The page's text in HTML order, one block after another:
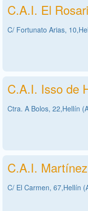
C.A.I. El
C/ Fortunato Arias,
C.A.I. Isso de
Ctra. A Bolos, 22,Hellín
C.A.I.
C/ El Carmen, 67,Hellín